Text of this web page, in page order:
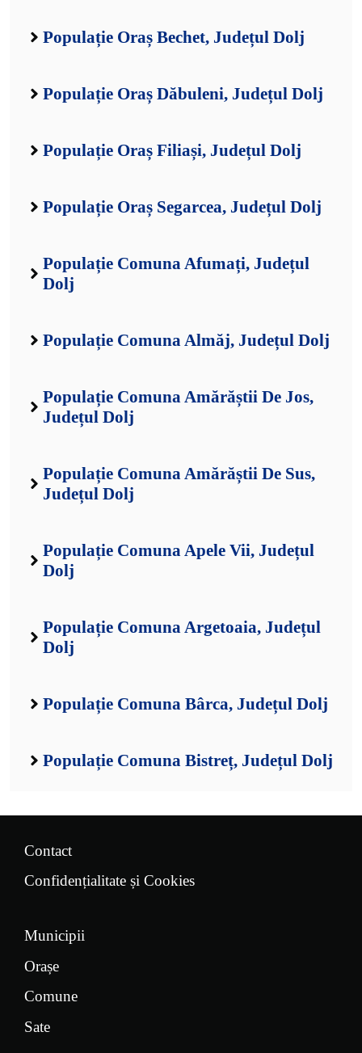
Populație Oraș Bechet, Județul Dolj
Populație Oraș Dăbuleni, Județul Dolj
Populație Oraș Filiași, Județul Dolj
Populație Oraș Segarcea, Județul Dolj
Populație Comuna Afumați, Județul
Dolj
Populație Comuna Almăj, Județul Dolj
Populație Comuna Amărăștii De Jos,
Județul Dolj
Populație Comuna Amărăștii De Sus,
Județul Dolj
Populație Comuna Apele Vii, Județul
Dolj
Populație Comuna Argetoaia, Județul
Dolj
Populație Comuna Bârca, Județul Dolj
Populație Comuna Bistreț, Județul Dolj
Contact
Confidențialitate și Cookies
Municipii
Orașe
Comune
Sate